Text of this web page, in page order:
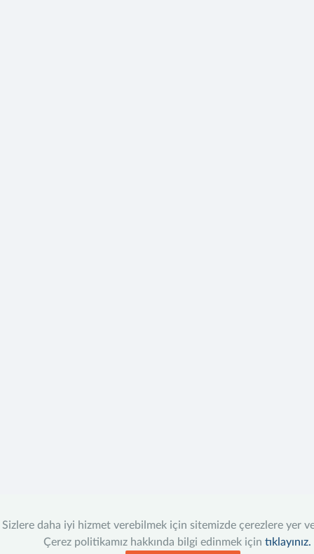
Sizlere daha iyi hizmet verebilmek için sitemizde çerezlere yer
Çerez politikamız hakkında bilgi edinmek için tıklayınız.